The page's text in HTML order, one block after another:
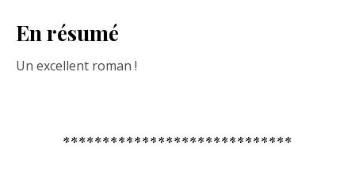
En résumé
Un excellent roman !
*****************************